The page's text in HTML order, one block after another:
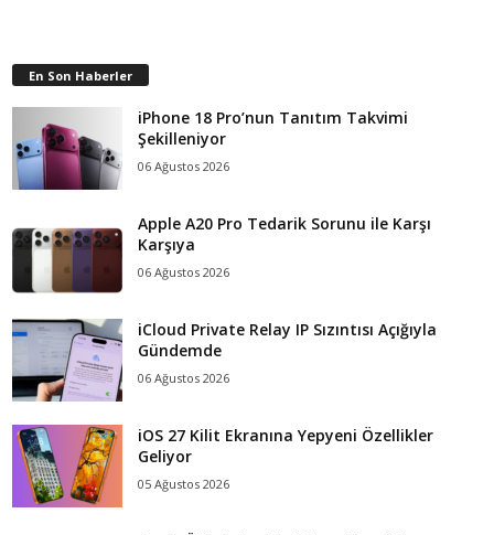
En Son Haberler
iPhone 18 Pro’nun Tanıtım Takvimi
Şekilleniyor
06 Ağustos 2026
Apple A20 Pro Tedarik Sorunu ile Karşı
Karşıya
06 Ağustos 2026
iCloud Private Relay IP Sızıntısı Açığıyla
Gündemde
06 Ağustos 2026
iOS 27 Kilit Ekranına Yepyeni Özellikler
Geliyor
05 Ağustos 2026